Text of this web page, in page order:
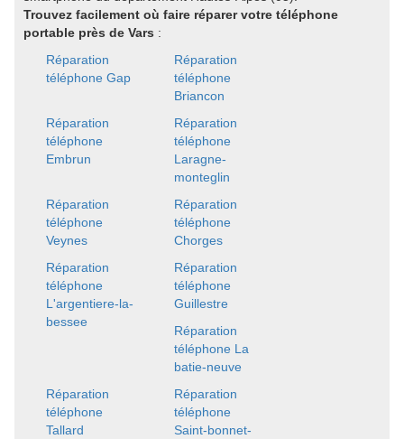
Trouvez facilement où faire réparer votre téléphone
portable près de Vars :
Réparation
téléphone Gap
Réparation
téléphone
Briancon
Réparation
téléphone
Embrun
Réparation
téléphone
Laragne-
monteglin
Réparation
téléphone
Veynes
Réparation
téléphone
Chorges
Réparation
téléphone
L'argentiere-la-
bessee
Réparation
téléphone
Guillestre
Réparation
téléphone La
batie-neuve
Réparation
téléphone
Tallard
Réparation
téléphone
Saint-bonnet-